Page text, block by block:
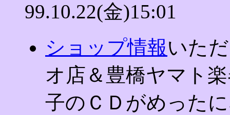
99.10.22(金)15:01
ショップ情報いた
オ店＆豊橋ヤマト
子のＣＤがめった